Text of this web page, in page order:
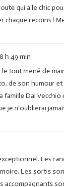
qui a le chic
recoins !
h 49 min
tout mené de
de son humour
Dal Vecchio
je n'oublierai
Les
Les sortis